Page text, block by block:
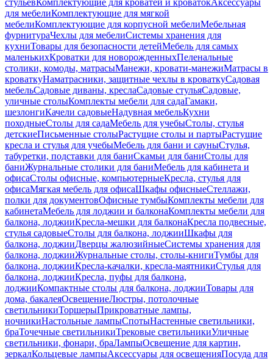
стульевКомплектующие для кроватей и кроватокАксессуары
для мебелиКомплектующие для мягкой
мебелиКомплектующие для корпусной мебелиМебельная
фурнитураЧехлы для мебелиСистемы хранения для
кухниТовары для безопасности детейМебель для самых
маленькихКроватки для новорожденныхПеленальные
столики, комоды, матрасыМанежи, кровати-манежиМатрасы в
кроваткуНаматрасники, защитные чехлы в кроваткуСадовая
мебельСадовые диваны, креслаСадовые стульяСадовые,
уличные столыКомплекты мебели для садаГамаки,
шезлонгиКачели садовыеНадувная мебельКухни
походныеСтолы для садаМебель для учебыСтолы, стулья
детскиеПисьменные столыРастущие столы и партыРастущие
кресла и стулья для учебыМебель для бани и сауныСтулья,
табуретки, подставки для баниСкамьи для баниСтолы для
баниЖурнальные столики для баниМебель для кабинета и
офисаСтолы офисные, компьютерныеКресла, стулья для
офисаМягкая мебель для офисаШкафы офисныеСтеллажи,
полки для документовОфисные тумбыКомплекты мебели для
кабинетаМебель для лоджии и балконаКомплекты мебели для
балкона, лоджииКресла-мешки для балконаКресла подвесные,
стулья садовыеСтолы для балкона, лоджииШкафы для
балкона, лоджииДверцы жалюзийныеСистемы хранения для
балкона, лоджииЖурнальные столы, столы-книгиТумбы для
балкона, лоджииКресла-качалки, кресла-маятникиСтулья для
балкона, лоджииКресла, пуфы для балкона,
лоджииКомпактные столы для балкона, лоджииТовары для
дома, бакалеяОсвещениеЛюстры, потолочные
светильникиТоршерыПрикроватные лампы,
ночникиНастольные лампыСпотыНастенные светильники,
браТочечные светильникиТрековые светильникиУличные
светильники, фонари, браЛампыОсвещение для картин,
зеркалКольцевые лампыАксессуары для освещенияПосуда для